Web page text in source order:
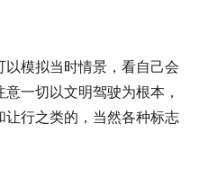
模拟当时情景，看自己会
一切以文明驾驶为根本，
行之类的，当然各种标志